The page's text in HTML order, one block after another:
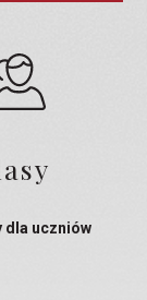
dla uczniów